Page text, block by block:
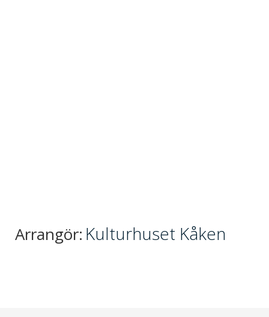
Arrangör: Kulturhuset Kåken